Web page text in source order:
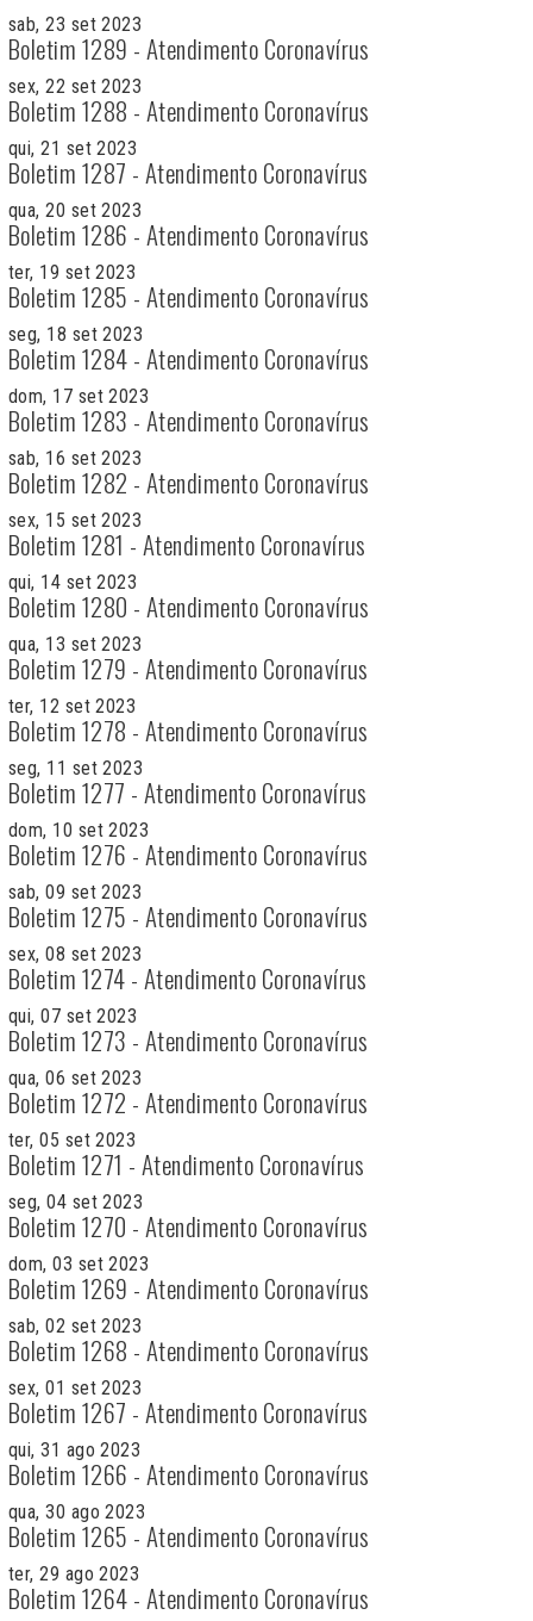
sab, 23 set 2023
Boletim 1289 - Atendimento Coronavírus
sex, 22 set 2023
Boletim 1288 - Atendimento Coronavírus
qui, 21 set 2023
Boletim 1287 - Atendimento Coronavírus
qua, 20 set 2023
Boletim 1286 - Atendimento Coronavírus
ter, 19 set 2023
Boletim 1285 - Atendimento Coronavírus
seg, 18 set 2023
Boletim 1284 - Atendimento Coronavírus
dom, 17 set 2023
Boletim 1283 - Atendimento Coronavírus
sab, 16 set 2023
Boletim 1282 - Atendimento Coronavírus
sex, 15 set 2023
Boletim 1281 - Atendimento Coronavírus
qui, 14 set 2023
Boletim 1280 - Atendimento Coronavírus
qua, 13 set 2023
Boletim 1279 - Atendimento Coronavírus
ter, 12 set 2023
Boletim 1278 - Atendimento Coronavírus
seg, 11 set 2023
Boletim 1277 - Atendimento Coronavírus
dom, 10 set 2023
Boletim 1276 - Atendimento Coronavírus
sab, 09 set 2023
Boletim 1275 - Atendimento Coronavírus
sex, 08 set 2023
Boletim 1274 - Atendimento Coronavírus
qui, 07 set 2023
Boletim 1273 - Atendimento Coronavírus
qua, 06 set 2023
Boletim 1272 - Atendimento Coronavírus
ter, 05 set 2023
Boletim 1271 - Atendimento Coronavírus
seg, 04 set 2023
Boletim 1270 - Atendimento Coronavírus
dom, 03 set 2023
Boletim 1269 - Atendimento Coronavírus
sab, 02 set 2023
Boletim 1268 - Atendimento Coronavírus
sex, 01 set 2023
Boletim 1267 - Atendimento Coronavírus
qui, 31 ago 2023
Boletim 1266 - Atendimento Coronavírus
qua, 30 ago 2023
Boletim 1265 - Atendimento Coronavírus
ter, 29 ago 2023
Boletim 1264 - Atendimento Coronavírus